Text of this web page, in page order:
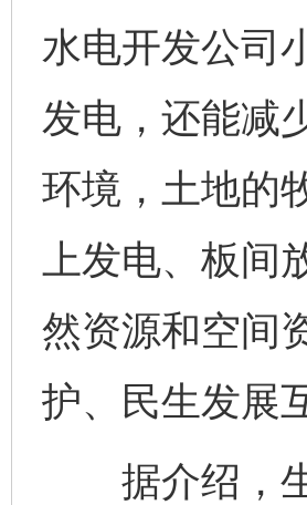
水电开发公司
发电，还能减
环境，土地的
上发电、板间
然资源和空间
护、民生发展
据介绍，生